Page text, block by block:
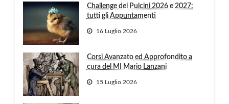
Challenge dei Pulcini 2026 e 2027:
tutti gli Appuntamenti
16 Luglio 2026
Corsi Avanzato ed Approfondito a
cura del MI Mario Lanzani
15 Luglio 2026